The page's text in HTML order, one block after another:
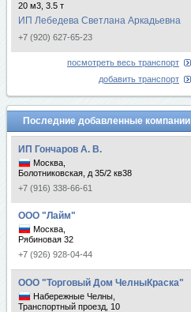
20 м3, 3.5 т
ИП Лебедева Светлана Аркадьевна
+7 (920) 627-65-23
посмотреть весь транспорт
добавить транспорт
Последние добавленные компании
ИП Гончаров А. В.
Москва,
Болотниковская, д 35/2 кв38
+7 (916) 338-66-61
ООО "Лайм"
Москва,
Рябиновая 32
+7 (926) 928-04-44
ООО "Торговый Дом ЧелныКраска"
Набережные Челны,
Транспортный проезд, 10